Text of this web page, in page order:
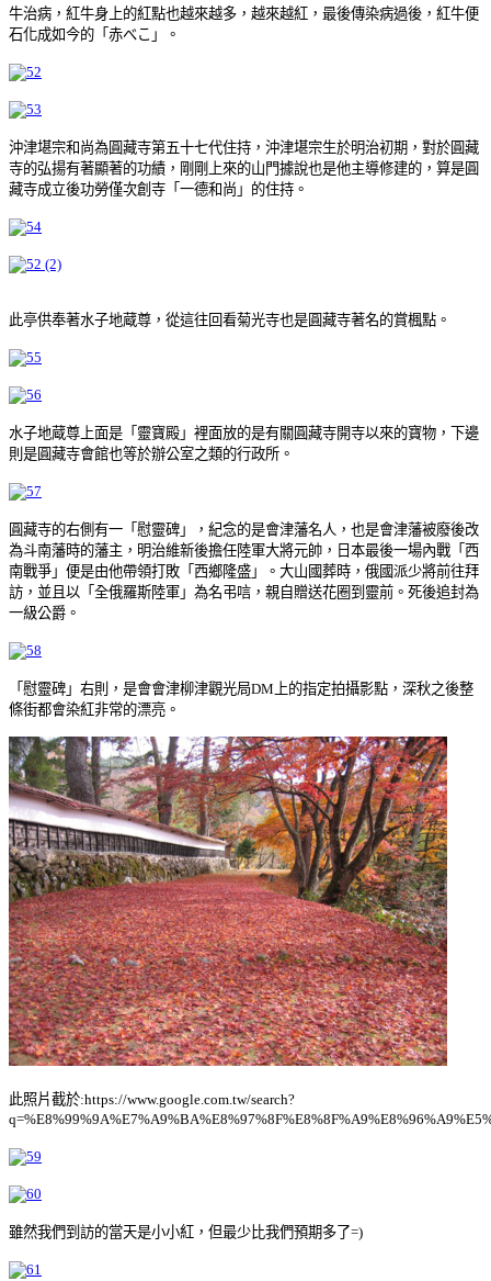
牛治病，紅牛身上的紅點也越來越多，越來越紅，最後傳染病過後，紅牛便
石化成如今的「赤べこ」。
沖津堪宗和尚為圓藏寺第五十七代住持，沖津堪宗生於明治初期，對於圓藏
寺的弘揚有著顯著的功績，剛剛上來的山門據說也是他主導修建的，算是圓
藏寺成立後功勞僅次創寺「一德和尚」的住持。
此亭供奉著水子地蔵尊，從這往回看菊光寺也是圓藏寺著名的賞楓點。
水子地蔵尊上面是「靈寶殿」裡面放的是有關圓藏寺開寺以來的寶物，下邊
則是圓藏寺會館也等於辦公室之類的行政所。
圓藏寺的右側有一「慰靈碑」，紀念的是會津藩名人，也是會津藩被廢後改
為斗南藩時的藩主，明治維新後擔任陸軍大將元帥，日本最後一場內戰「西
南戰爭」便是由他帶領打敗「西鄉隆盛」。大山國葬時，俄國派少將前往拜
訪，並且以「全俄羅斯陸軍」為名弔唁，親自贈送花圈到靈前。死後追封為
一級公爵。
「慰靈碑」右則，是會會津柳津觀光局DM上的指定拍攝影點，深秋之後整
條街都會染紅非常的漂亮。
此照片截於:https://www.google.com.tw/search?
雖然我們到訪的當天是小小紅，但最少比我們預期多了=)